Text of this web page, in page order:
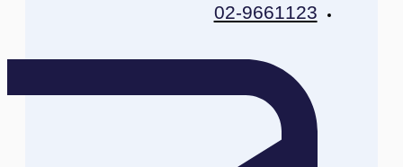
02-9661123